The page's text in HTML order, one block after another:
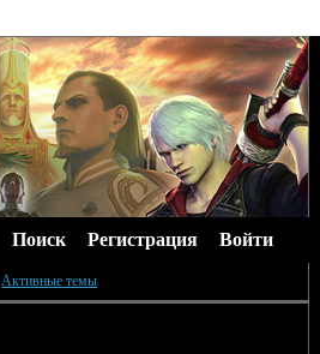
Поиск Регистрация Войти
Активные темы